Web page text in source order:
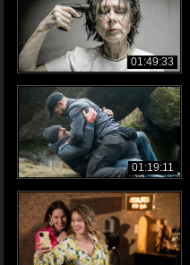
01:49:33
01:19:11